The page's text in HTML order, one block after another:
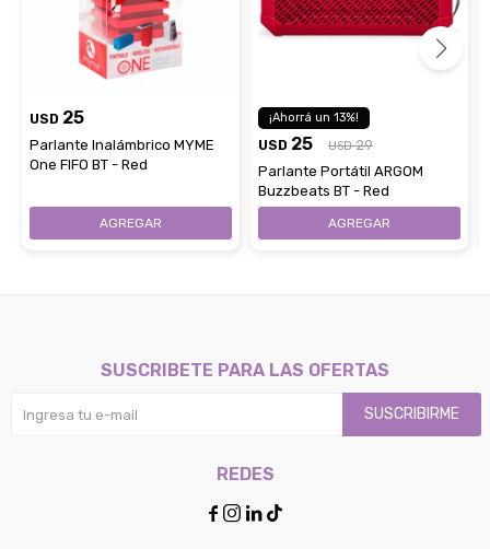
USD 25
Parlante Inalámbrico MYME
One FIFO BT - Red
13
USD 25 USD 29
Parlante Portátil ARGOM
Buzzbeats BT - Red
SUSCRIBETE PARA LAS OFERTAS
SUSCRIBIRME
REDES
   